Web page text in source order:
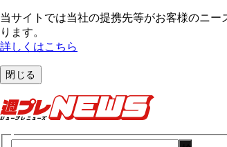
当サイトでは当社の提携先等がお客様のニ
ります。
詳しくはこちら
閉じる